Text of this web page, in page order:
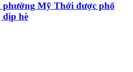
Mỹ Thới được phổ
dịp hè